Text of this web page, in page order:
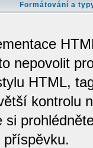
Formátování a
nepovolit
HTML,
kontrolu